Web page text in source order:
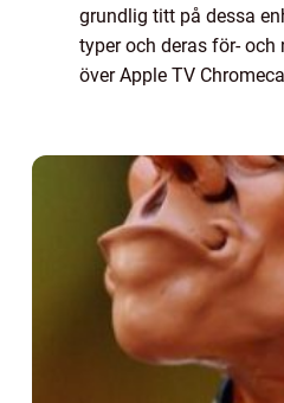
grundlig titt på dessa
typer och deras för- och
över Apple TV
inneh...